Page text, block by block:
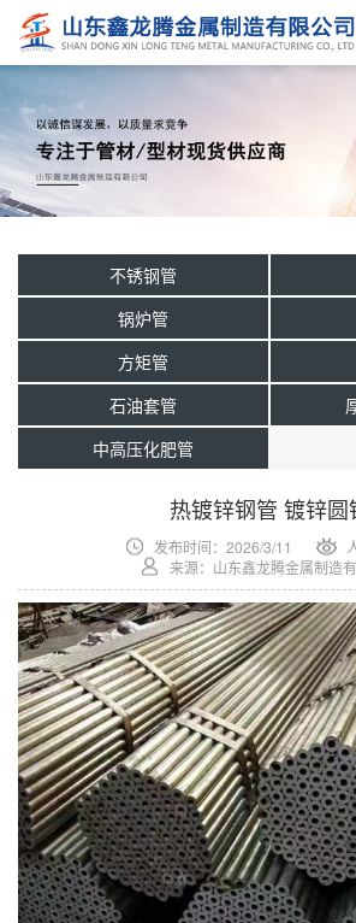
不锈钢管
锅炉管
方矩管
石油套管
中高压化肥管
热镀锌钢管 镀锌圆
发布时间：2026/3/11
来源：山东鑫龙腾金属制造